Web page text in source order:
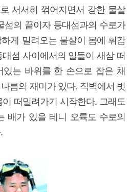
서서히 꺾어지면서 강한 물살
섬의 끝이자 등대섬과의 수로가
게 밀려오는 물살이 몸에 휘감
섬 사이에서의 일들이 새삼 떠
있는 바위를 한 손으로 잡은 채
름의 재미가 있다. 직벽에서 벗
떠밀려가기 시작한다. 그래도
배가 있을 테니 오륙도 수로의